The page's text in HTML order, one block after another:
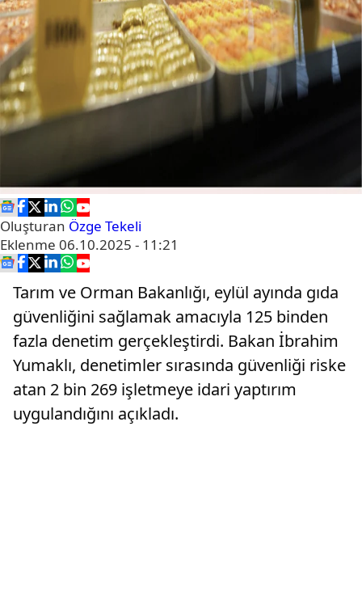
Oluşturan Özge Tekeli
Eklenme 06.10.2025 - 11:21
Tarım ve Orman Bakanlığı, eylül ayında gıda
güvenliğini sağlamak amacıyla 125 binden
fazla denetim gerçekleştirdi. Bakan İbrahim
Yumaklı, denetimler sırasında güvenliği riske
atan 2 bin 269 işletmeye idari yaptırım
uygulandığını açıkladı.